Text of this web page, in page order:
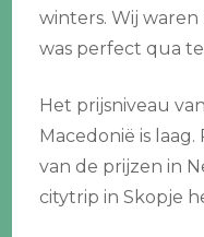
winters. Wij
was perfect qua
Het prijsniveau
Macedonië is
van de prijzen in
citytrip in Skopje